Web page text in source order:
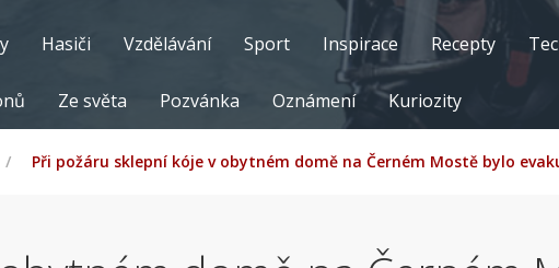
Hasiči Vzdělávání Sport Inspirace Recepty
Ze světa Pozvánka Oznámení Kuriozity
/ Při požáru sklepní kóje v obytném domě na Černém Mostě bylo